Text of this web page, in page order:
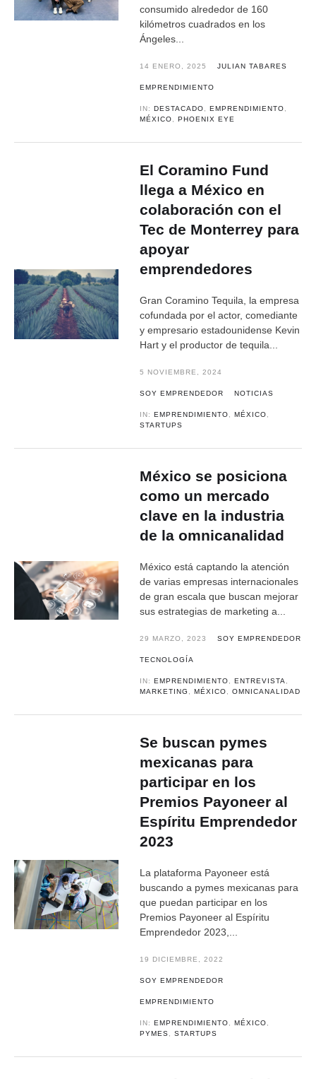
consumido alrededor de 160
kilómetros cuadrados en los
Ángeles...
14 ENERO, 2025 JULIAN TABARES
EMPRENDIMIENTO
IN:DESTACADO ,EMPRENDIMIENTO
MÉXICO
,PHOENIX EYE
El Coramino Fund
llega a México en
colaboración con el
Tec de Monterrey para
apoyar
emprendedores
Gran Coramino Tequila, la empresa
cofundada por el actor, comediante
y empresario estadounidense Kevin
Hart y el productor de tequila...
5 NOVIEMBRE, 2024
SOY EMPRENDEDOR NOTICIAS
IN:EMPRENDIMIENTO ,MÉXICO
STARTUPS
México se posiciona
como un mercado
clave en la industria
de la omnicanalidad
México está captando la atención
de varias empresas internacionales
de gran escala que buscan mejorar
sus estrategias de marketing a...
29 MARZO, 2023 SOY EMPRENDEDOR
TECNOLOGÍA
IN:EMPRENDIMIENTO ,ENTREVISTA
MARKETING
,MÉXICO ,OMNICANALIDAD
Se buscan pymes
mexicanas para
participar en los
Premios Payoneer al
Espíritu Emprendedor
2023
La plataforma Payoneer está
buscando a pymes mexicanas para
que puedan participar en los
Premios Payoneer al Espíritu
Emprendedor 2023,...
19 DICIEMBRE, 2022
SOY EMPRENDEDOR
EMPRENDIMIENTO
IN:EMPRENDIMIENTO ,MÉXICO
PYMES
,STARTUPS